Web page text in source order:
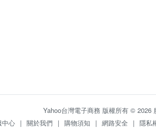
Yahoo台灣電子商務 版權所有 © 2026
中心 | 關於我們 | 購物須知 | 網路安全 | 隱私